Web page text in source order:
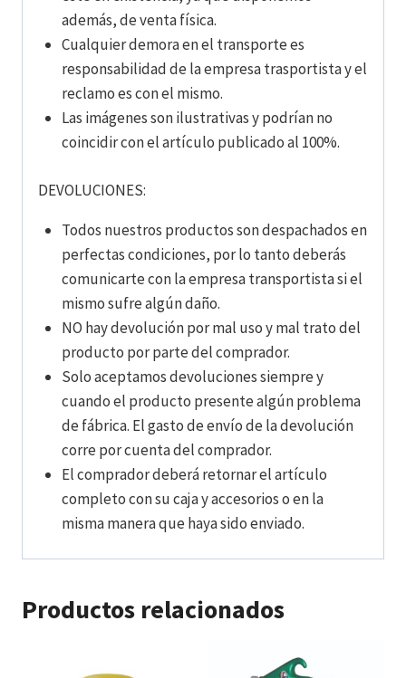
además, de venta física.
Cualquier demora en el transporte es
responsabilidad de la empresa trasportista y el
reclamo es con el mismo.
Las imágenes son ilustrativas y podrían no
coincidir con el artículo publicado al 100%.
DEVOLUCIONES:
Todos nuestros productos son despachados en
perfectas condiciones, por lo tanto deberás
comunicarte con la empresa transportista si el
mismo sufre algún daño.
NO hay devolución por mal uso y mal trato del
producto por parte del comprador.
Solo aceptamos devoluciones siempre y
cuando el producto presente algún problema
de fábrica. El gasto de envío de la devolución
corre por cuenta del comprador.
El comprador deberá retornar el artículo
completo con su caja y accesorios o en la
misma manera que haya sido enviado.
Productos relacionados